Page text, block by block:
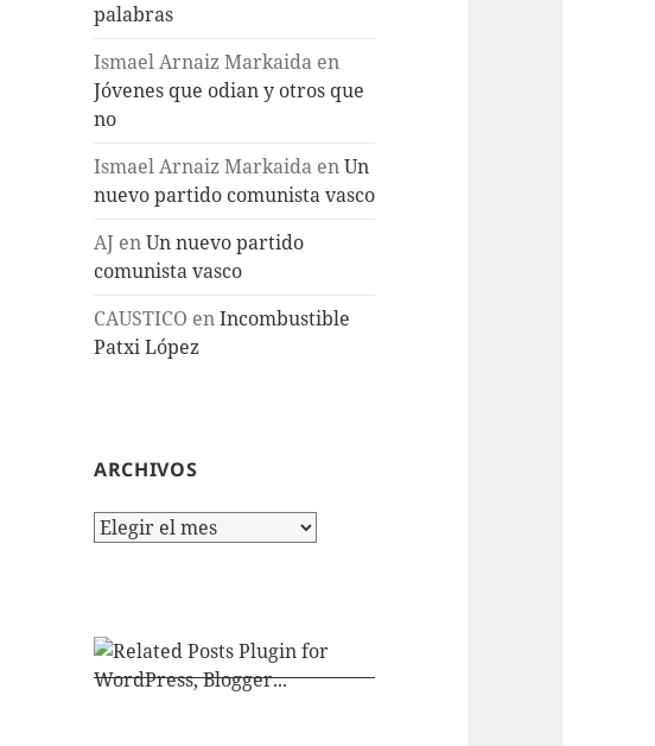
palabras
Ismael Arnaiz Markaida en
Jóvenes que odian y otros que
no
Ismael Arnaiz Markaida enUn
nuevo partido comunista vasco
AJ enUn nuevo partido
comunista vasco
CAUSTICO enIncombustible
Patxi López
ARCHIVOS
Archivos